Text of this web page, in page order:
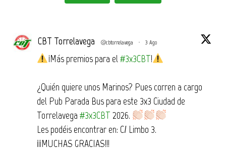
CBT Torrelavega @cbtorrelavega · 3 Ago
¡Más premios para el #3x3CBT!
¿Quién quiere unos Marinos? Pues corren a cargo
del Pub Parada Bus para este 3x3 Ciudad de
Torrelavega #3x3CBT 2026.
Les podéis encontrar en: C/ Limbo 3.
¡¡¡MUCHAS GRACIAS!!!